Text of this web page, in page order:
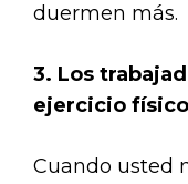
duermen más.
3. Los
ejercicio físico
Cuando usted